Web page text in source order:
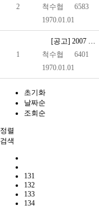
2
척수협
6583
1970.01.01
1
[공고] 2007 서울시 사회복지기금(장애인복지계정) 지원사업 …
척수협
6401
1970.01.01
초기화
날짜순
조회순
정렬
검색
131
132
133
134